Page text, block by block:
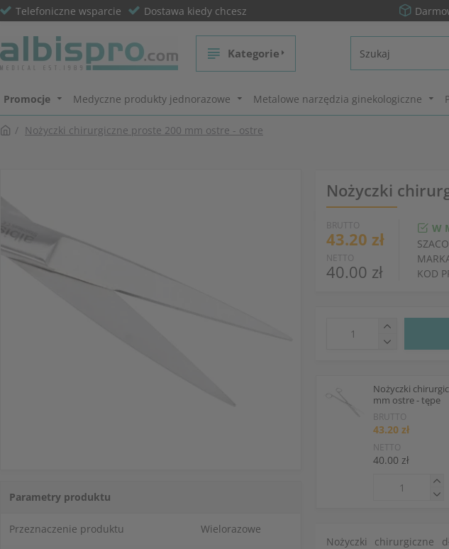
Telefoniczne wsparcie Dostawa kiedy chcesz
Kategorie
Promocje Medyczne produkty jednorazowe Metalowe narzędzia ginekologiczne
Nożyczki chirurgiczne proste 200 mm ostre - ostre
Parametry produktu
Przeznaczenie produktu Wielorazowe
Nożyczki
BRUTTO
43.20 zł
NETTO
40.00 zł
W
KOD
Nożyczki
mm ostre - tępe
BRUTTO
43.20 zł
NETTO
40.00 zł
Nożyczki chirurgiczne